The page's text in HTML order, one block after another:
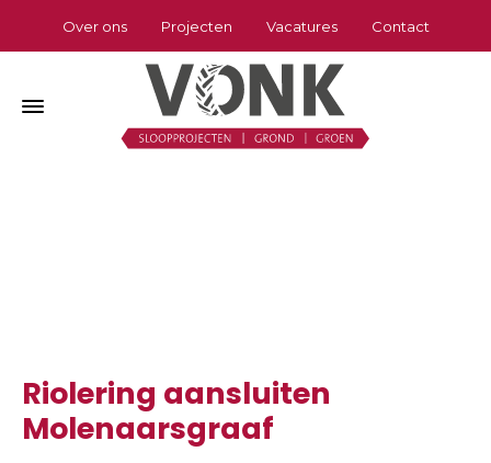
Over ons Projecten Vacatures Contact
Riolering aansluiten
Molenaarsgraaf